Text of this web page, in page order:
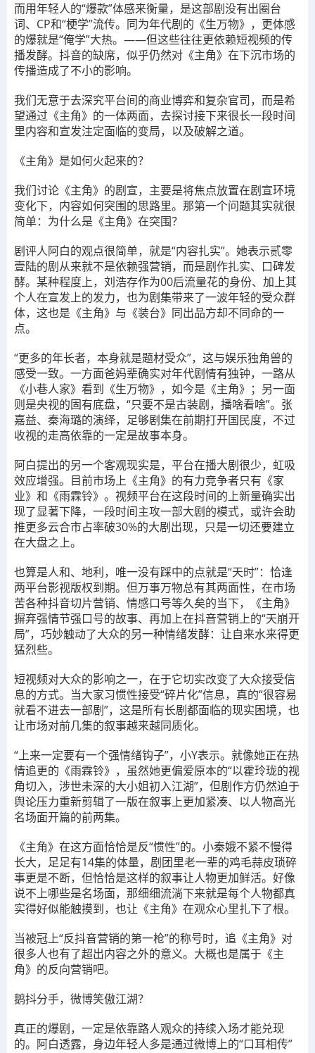
而用年轻人的“爆款”体感来衡量，是这部剧没有出圈台
词、CP和“梗学”流传。 同为年代剧的《生万物》，更体感
的爆就是“俺学”大热。——但这些往往更依赖短视频的传
播发酵。 抖音的缺席，似乎仍然对《主角》在下沉市场的
传播造成了不小的影响。
我们无意于去深究平台间的商业博弈和复杂官司，而是希
望通过《主角》的一体两面，去探讨接下来很长一段时间
里内容和宣发注定面临的变局，以及破解之道。
《主角》是如何火起来的？
我们讨论《主角》的剧宣，主要是将焦点放置在剧宣环境
变化下，内容如何突围的思路里。那第一个问题其实就很
简单：为什么是《主角》在突围？
剧评人阿白的观点很简单，就是“内容扎实”。她表示贰零
壹陆的剧从来就不是依赖强营销，而是剧作扎实、口碑发
酵。某种程度上，刘浩存作为00后流量花的身份、加上其
个人在宣发上的发力，也为剧集带来了一波年轻的受众群
体，这也是《主角》与《装台》同出品方却不同命的一
点。
“更多的年长者，本身就是题材受众”，这与娱乐独角兽的
感受一致。一方面爸妈辈确实对年代剧情有独钟，一路从
《小巷人家》看到《生万物》，如今是《主角》；另一面
则是央视的固有底盘，“只要不是古装剧，播啥看啥”。张
嘉益、秦海璐的演绎，足够剧集在前期打开国民度，不过
收视的走高依靠的一定是故事本身。
阿白提出的另一个客观现实是， 平台在播大剧很少，虹吸
效应增强。 目前市场上《主角》的有力竞争者只有《家
业》和《雨霖铃》。视频平台在这段时间的上新量确实出
现了显著下降，一段时间主攻一部大剧的模式，或许会助
推更多云合市占率破30%的大剧出现，只是一切还要建立
在大盘之上。
也算是人和、地利，唯一没有踩中的点就是“天时”：恰逢
两平台影视版权到期。但万事万物总有其两面性，在市场
苦各种抖音切片营销、情感口号等久矣的当下，
《主角》
摒弃强情节强口号的故事、再加上在抖音营销上的“天崩开
局”，巧妙触动了大众的另一种情绪发酵：让自来水来得更
猛烈些。
短视频对大众的影响之一，在于它切实改变了大众接受信
息的方式。 当大家习惯性接受“碎片化”信息，真的“很容易
就看不进去一部剧”，这是所有长剧都面临的现实困境，也
让市场对前几集的叙事越来越同质化。
“上来一定要有一个强情绪钩子”，小Y表示。就像她正在热
情追更的《雨霖铃》，虽然她更偏爱原本的“以霍玲珑的视
角切入，涉世未深的大小姐初入江湖”，但剧作方仍然迫于
舆论压力重新剪辑了一版在叙事上更加紧凑、以人物高光
名场面开篇的前两集。
《主角》在这方面恰恰是反“惯性”的。 小秦娥不紧不慢得
长大，足足有14集的体量，剧团里老一辈的鸡毛蒜皮琐碎
事更是不断，但恰恰是这样的叙事让人物更加鲜活。好像
说不上哪些是名场面，那细细流淌下来就是每个人物都真
实得好似能触摸到，也让《主角》在观众心里扎下了根。
当被冠上“反抖音营销的第一枪”的称号时，追《主角》对
很多人也有了超出内容之外的意义。大概也是属于《主
角》的反向营销吧。
鹅抖分手，微博笑傲江湖？
真正的爆剧，一定是依靠路人观众的持续入场才能兑现
的。阿白透露，身边年轻人多是通过微博上的“口耳相传”